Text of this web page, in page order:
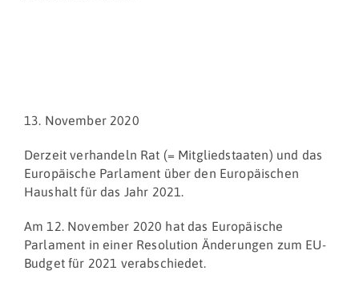
13. November 2020
Derzeit verhandeln Rat (= Mitgliedstaaten) und das
Europäische Parlament über den Europäischen
Haushalt für das Jahr 2021.
Am 12. November 2020 hat das Europäische
Parlament in einer Resolution Änderungen zum EU-
Budget für 2021 verabschiedet.